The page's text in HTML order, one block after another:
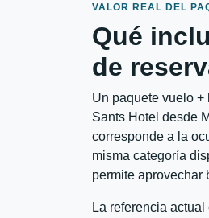
VALOR REAL DEL
Qué
de
Un paquete vuelo
Sants Hotel desde
corresponde a la
misma categoría
permite aprovechar
La referencia